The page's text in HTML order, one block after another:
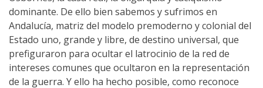
dominante. De ello bien sabemos y sufrimos en
Andalucía, matriz del modelo premoderno y colonial del
Estado uno, grande y libre, de destino universal, que
prefiguraron para ocultar el latrocinio de la red de
intereses comunes que ocultaron en la representación
de la guerra. Y ello ha hecho posible, como reconoce